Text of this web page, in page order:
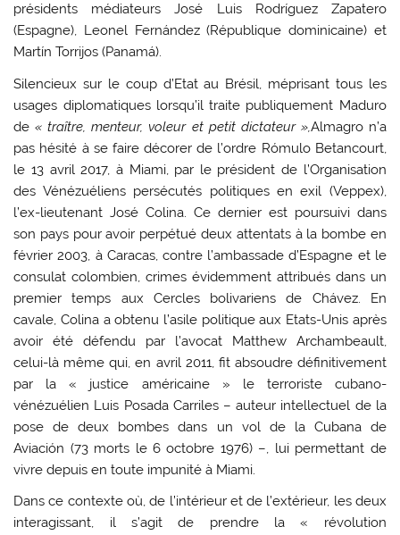
présidents médiateurs José Luis Rodríguez Zapatero
(Espagne), Leonel Fernández (République dominicaine) et
Martín Torrijos (Panamá).
Silencieux sur le coup d’Etat au Brésil, méprisant tous les
usages diplomatiques lorsqu’il traite publiquement Maduro
de« traître, menteur, voleur et petit dictateur »,Almagro n’a
pas hésité à se faire décorer de l’ordre Rómulo Betancourt,
le 13 avril 2017, à Miami, par le président de l’Organisation
des Vénézuéliens persécutés politiques en exil (Veppex),
l’ex-lieutenant José Colina. Ce dernier est poursuivi dans
son pays pour avoir perpétué deux attentats à la bombe en
février 2003, à Caracas, contre l’ambassade d’Espagne et le
consulat colombien, crimes évidemment attribués dans un
premier temps aux Cercles bolivariens de Chávez. En
cavale, Colina a obtenu l’asile politique aux Etats-Unis après
avoir été défendu par l’avocat Matthew Archambeault,
celui-là même qui, en avril 2011, fit absoudre définitivement
par la « justice américaine » le terroriste cubano-
vénézuélien Luis Posada Carriles – auteur intellectuel de la
pose de deux bombes dans un vol de la Cubana de
Aviación (73 morts le 6 octobre 1976) –, lui permettant de
vivre depuis en toute impunité à Miami.
Dans ce contexte où, de l’intérieur et de l’extérieur, les deux
interagissant, il s’agit de prendre la « révolution